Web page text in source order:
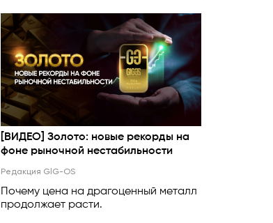
[ВИДЕО] Золото: новые рекорды на
фоне рыночной нестабильности
Редакция GlG-OS
Почему цена на драгоценный металл
продолжает расти.